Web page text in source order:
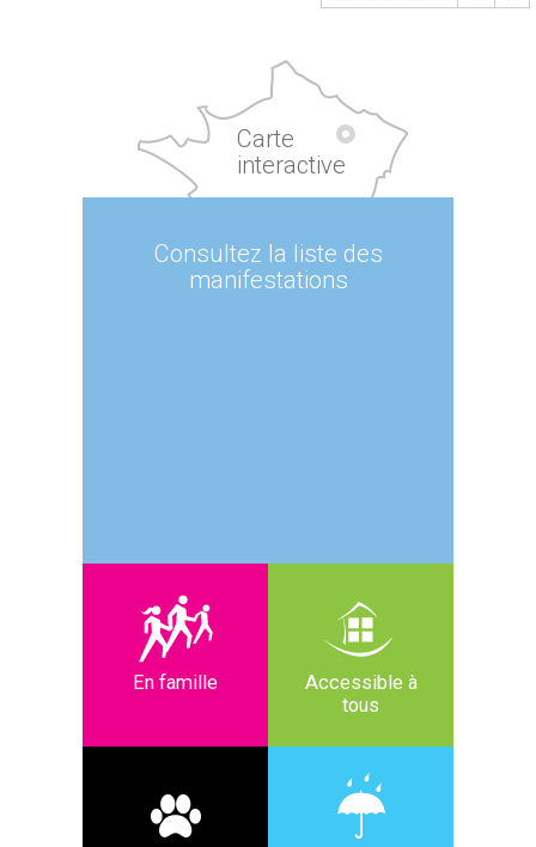
Carte
interactive
Consultez la liste des
manifestations
En famille
Accessible à
tous